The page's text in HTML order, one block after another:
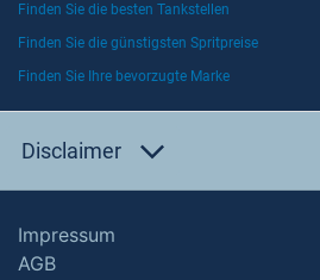
Finden Sie die besten Tankstellen
Finden Sie die günstigsten Spritpreise
Finden Sie Ihre bevorzugte Marke
Disclaimer
Impressum
AGB